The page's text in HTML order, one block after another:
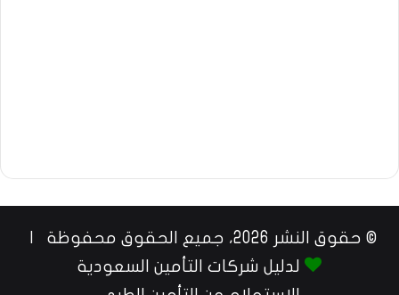
© حقوق النشر 2026، جميع الحقوق محفوظة |
لدليل شركات التأمين السعودية